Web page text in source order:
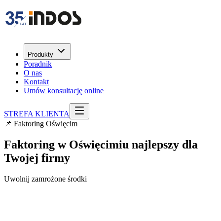
Produkty
Poradnik
O nas
Kontakt
Umów konsultację online
STREFA KLIENTA
📌 Faktoring Oświęcim
Faktoring w Oświęcimiu najlepszy dla
Twojej firmy
Uwolnij zamrożone środki